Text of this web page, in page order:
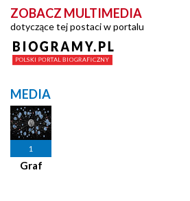
ZOBACZ MULTIMEDIA
dotyczące tej postaci w portalu
MEDIA
1
Graf